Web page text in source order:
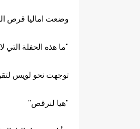
وضعت اماليا قرص
"ما هذه الحفلة
توجهت نحو لويس
"هيا لنرقص"